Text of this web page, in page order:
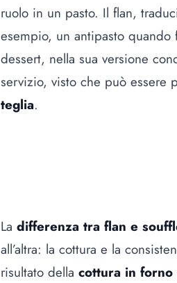
ruolo in un pasto. Il flan,
esempio, un antipasto
dessert, nella sua versione
servizio, visto che può essere
teglia.
La differenza tra flan e
all’altra: la cottura e la
risultato della cottura in forno